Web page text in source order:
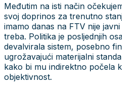
Međutim na isti način
svoj doprinos za trenutno
imamo danas na FTV nije
treba. Politika je posljednjih
devalvirala sistem, posebno
ugrožavajući materijalni
kako bi mu indirektno počela
objektivnost.